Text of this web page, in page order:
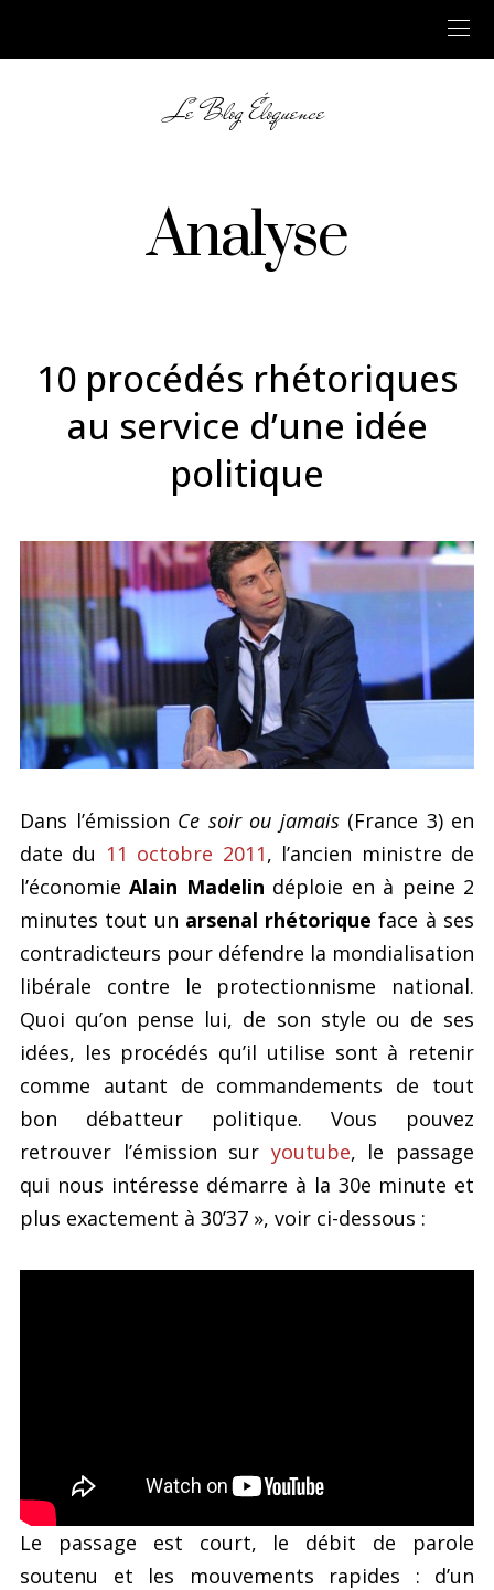
Le Blog Éloquence
Analyse
10 procédés rhétoriques
au service d’une idée
politique
Dans l’émission Ce soir ou jamais(France 3) en
date du 11 octobre 2011, l’ancien ministre de
l’économieAlain Madelin déploie en à peine 2
minutes tout un arsenal rhétorique face à ses
contradicteurs pour défendre la mondialisation
libérale contre le protectionnisme national.
Quoi qu’on pense lui, de son style ou de ses
idées, les procédés qu’il utilise sont à retenir
comme autant de commandements de tout
bon débatteur politique. Vous pouvez
retrouver l’émission sur youtube, le passage
qui nous intéresse démarre à la 30e minute et
plus exactement à 30’37 », voir ci-dessous :
Le passage est court, le débit de parole
soutenu et les mouvements rapides : d’un